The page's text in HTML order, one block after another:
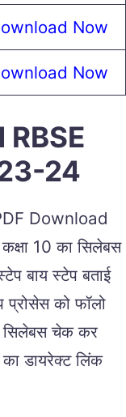
Now
Now
24
Download
कक्षा 10 का सिलेबस
बाय स्टेप बताई
प्रोसेस को फॉलो
सिलेबस चेक कर
डायरेक्ट लिंक